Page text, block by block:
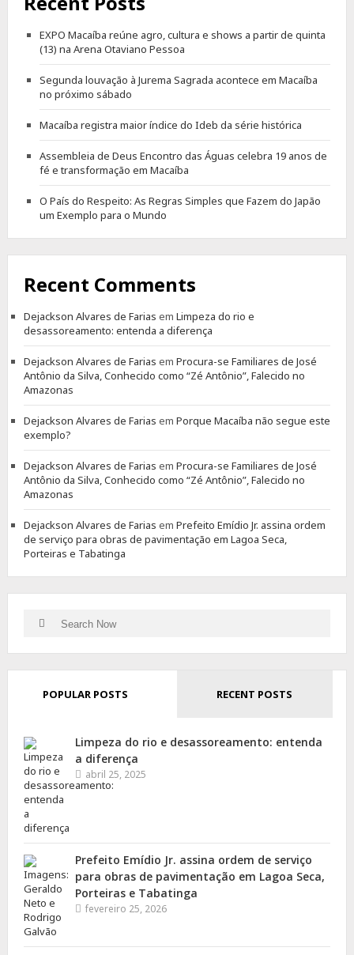
EXPO Macaíba reúne agro, cultura e shows a partir de quinta
(13) na Arena Otaviano Pessoa
Segunda louvação à Jurema Sagrada acontece em Macaíba
no próximo sábado
Macaíba registra maior índice do Ideb da série histórica
Assembleia de Deus Encontro das Águas celebra 19 anos de
fé e transformação em Macaíba
O País do Respeito: As Regras Simples que Fazem do Japão
um Exemplo para o Mundo
Recent Comments
Dejackson Alvares de Farias em Limpeza do rio e
desassoreamento: entenda a diferença
Dejackson Alvares de Farias em Procura-se Familiares de José
Antônio da Silva, Conhecido como “Zé Antônio”, Falecido no
Amazonas
Dejackson Alvares de Farias em Porque Macaíba não segue este
exemplo?
Dejackson Alvares de Farias em Procura-se Familiares de José
Antônio da Silva, Conhecido como “Zé Antônio”, Falecido no
Amazonas
Dejackson Alvares de Farias em Prefeito Emídio Jr. assina ordem
de serviço para obras de pavimentação em Lagoa Seca,
Porteiras e Tabatinga
SearchSearch
POPULAR POSTS RECENT POSTS
Limpeza do rio e desassoreamento: entenda
a diferença
abril 25, 2025
Prefeito Emídio Jr. assina ordem de serviço
para obras de pavimentação em Lagoa Seca,
Porteiras e Tabatinga
fevereiro 25, 2026